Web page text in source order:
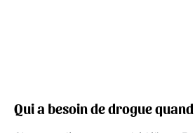
Qui a besoin de drogue